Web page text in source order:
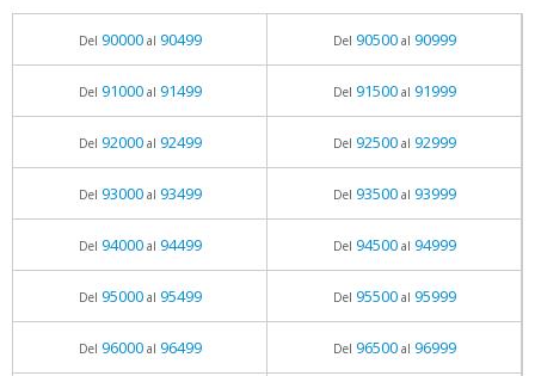
Del 90000al 90499 Del 90500al 90999
Del 91000al 91499 Del 91500al 91999
Del 92000al 92499 Del 92500al 92999
Del 93000al 93499 Del 93500al 93999
Del 94000al 94499 Del 94500al 94999
Del 95000al 95499 Del 95500al 95999
Del 96000al 96499 Del 96500al 96999